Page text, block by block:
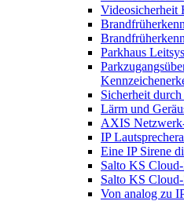
Videosicherheit
Parkhaus
Sicherheit
Lärm und
AXIS
IP
Eine IP Sirene
Salto KS
Salto KS
Von analog zu